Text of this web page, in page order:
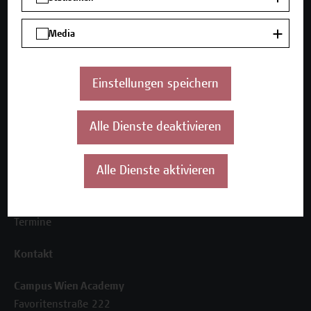
Unser Angebot
Seminare und Zertifikatsprogramme
Inhouse-Weiterbildung
Beratungsleistungen
Referenzen und Partner*innen
Termine
Kontakt
Campus Wien Academy
Favoritenstraße 222
Media
Einstellungen speichern
Alle Dienste deaktivieren
Alle Dienste aktivieren